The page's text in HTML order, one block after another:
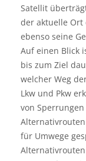
Satellit
der aktuelle Ort
ebenso seine
Auf einen Blick
bis zum Ziel
welcher Weg
Lkw und Pkw
von
für Umwege